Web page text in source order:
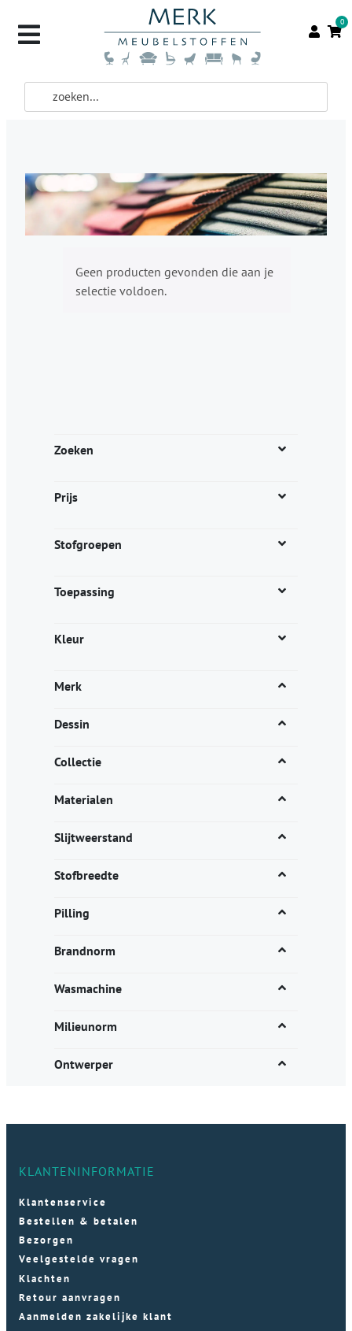
0
Zoeken
Prijs
Stofgroepen
Toepassing
Kleur
Merk
Dessin
Collectie
Materialen
Slijtweerstand
Stofbreedte
Pilling
Brandnorm
Wasmachine
Milieunorm
Ontwerper
Geen producten gevonden die aan je
selectie voldoen.
KLANTENINFORMATIE
Klantenservice
Bestellen & betalen
Bezorgen
Veelgestelde vragen
Klachten
Retour aanvragen
Aanmelden zakelijke klant